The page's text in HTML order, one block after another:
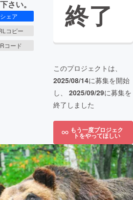
さい。
シェア
コピー
コード
終了
このプロジェクトは、
2025/08/14に募集を開始
し、 2025/09/29に募集を
終了しました
もう一度プロジェク
トをやってほしい